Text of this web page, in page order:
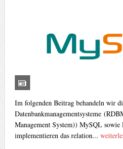
Im folgenden Beitrag behandeln wir
Datenbankmanagementsysteme
Management System)) MySQL sowie
implementieren das relation...